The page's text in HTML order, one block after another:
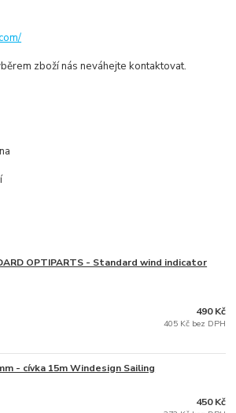
zboží nás neváhejte kontaktovat.
OPTIPARTS - Standard wind indicator
490 Kč
405 Kč bez DPH
- cívka 15m Windesign Sailing
450 Kč